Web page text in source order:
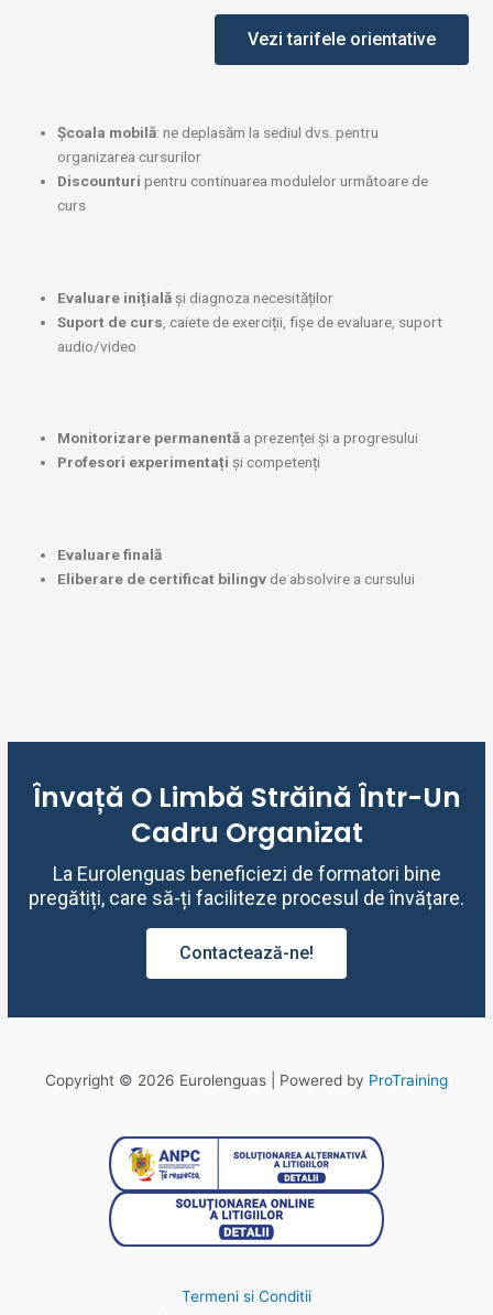
Vezi tarifele orientative
Școala mobilă: ne deplasăm la sediul dvs. pentru
organizarea cursurilor
Discounturi pentru continuarea modulelor următoare de
curs
Evaluare inițialăși diagnoza necesităților
Suport de curs , caiete de exerciții, fișe de evaluare, suport
audio/video
Monitorizare permanentă a prezenței și a progresului
Profesori experimentați și competenți
Evaluare finală
Eliberare de certificat bilingv de absolvire a cursului
Învață O Limbă Străină Într-Un
Cadru Organizat
La Eurolenguas beneficiezi de formatori bine
pregătiți, care să-ți faciliteze procesul de învățare.
Contactează-ne!
Copyright © 2026 Eurolenguas | Powered by ProTraining
Termeni si Conditii